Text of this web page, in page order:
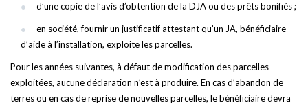
d’une copie de l’avis d’obtention de la DJA ou des prêts bonifiés ;
en société, fournir un justificatif attestant qu’un JA, bénéficiaire
d’aide à l’installation, exploite les parcelles.
Pour les années suivantes, à défaut de modification des parcelles
exploitées, aucune déclaration n’est à produire. En cas d’abandon de
terres ou en cas de reprise de nouvelles parcelles, le bénéficiaire devra